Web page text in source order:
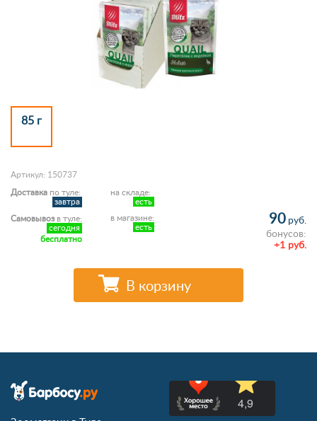
85 г
Артикул: 150737
на складе:
есть
в магазине:
есть
Доставка по туле:
завтра
Самовывозв туле:
сегодня
бесплатно
90 руб.
бонусов:
+1 руб.
В корзину